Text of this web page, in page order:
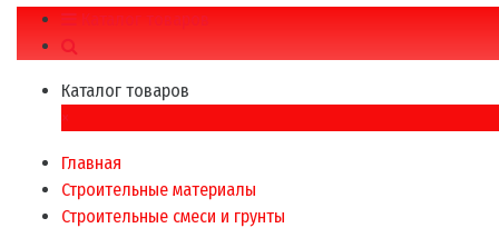
Каталог товаров
Каталог товаров
×
Главная
Строительные материалы
Строительные смеси и грунты